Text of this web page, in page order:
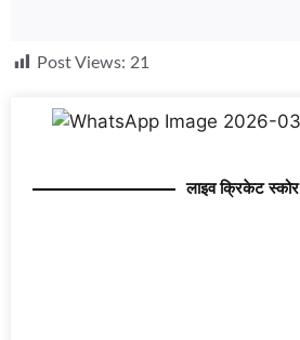
Post Views: 21
लाइव क्रिकेट स्कोर